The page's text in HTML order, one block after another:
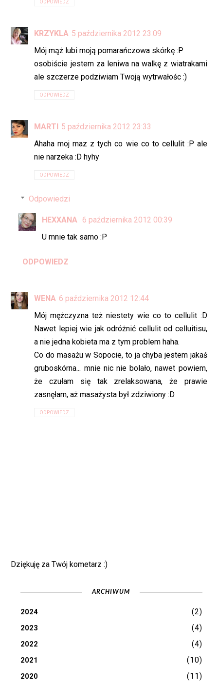
ODPOWIEDZ
KRZYKLA 5 października 2012 23:09
Mój mąż lubi moją pomarańczowa skórkę :P
osobiście jestem za leniwa na walkę z wiatrakami
ale szczerze podziwiam Twoją wytrwałośc :)
ODPOWIEDZ
MARTI
5 października 2012 23:33
Ahaha moj maz z tych co wie co to cellulit :P ale
nie narzeka :D hyhy
ODPOWIEDZ
Odpowiedzi
HEXXANA 6 października 2012 00:39
U mnie tak samo :P
ODPOWIEDZ
WENA 6 października 2012 12:44
Mój mężczyzna też niestety wie co to cellulit :D
Nawet lepiej wie jak odróżnić cellulit od celluitisu,
a nie jedna kobieta ma z tym problem haha.
Co do masażu w Sopocie, to ja chyba jestem jakaś
gruboskórna... mnie nic nie bolało, nawet powiem,
że czułam się tak zrelaksowana, że prawie
zasnęłam, aż masażysta był zdziwiony :D
ODPOWIEDZ
Dziękuję za Twój kometarz :)
ARCHIWUM
2024 (2)
2023 (4)
2022 (4)
2021 (10)
2020 (11)